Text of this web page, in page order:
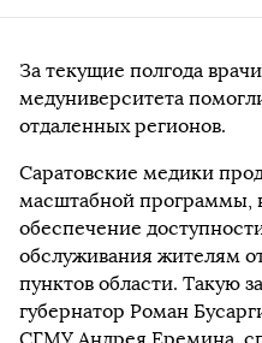
За текущие полгода
медуниверситета
отдаленных регионов.
Саратовские медики
масштабной программы,
обеспечение
обслуживания жителям
пунктов области. Такую
губернатор Роман